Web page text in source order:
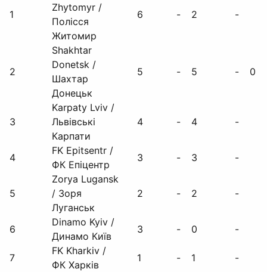
1
Zhytomyr /
Полісся
Житомир
6 - 2 -
2
Shakhtar
Donetsk /
Шахтар
Донецьк
5 - 5 - 0
3
Karpaty Lviv /
Львівські
Карпати
4 - 4 -
4
FK Epitsentr /
ФК Епіцентр
3 - 3 -
5
Zorya Lugansk
/ Зоря
Луганськ
2 - 2 -
6
Dinamo Kyiv /
Динамо Київ
3 - 0 -
7
FK Kharkiv /
ФК Харків
1 - 1 -